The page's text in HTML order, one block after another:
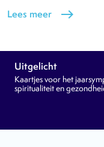
Lees meer east
Uitgelicht
Kaartjes voor het
spiritualiteit en